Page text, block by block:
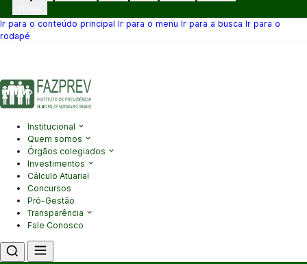
conteúdo
Ir para o conteúdo principal Ir para o menu Ir para a busca Ir para o
rodapé
Institucional
Quem somos
Órgãos colegiados
Investimentos
Cálculo Atuarial
Concursos
Pró-Gestão
Transparência
Fale Conosco